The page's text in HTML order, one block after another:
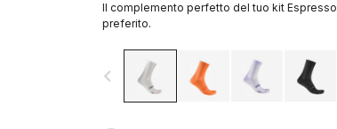
Il complemento perfetto del tuo kit Espresso
preferito.
navigate_before